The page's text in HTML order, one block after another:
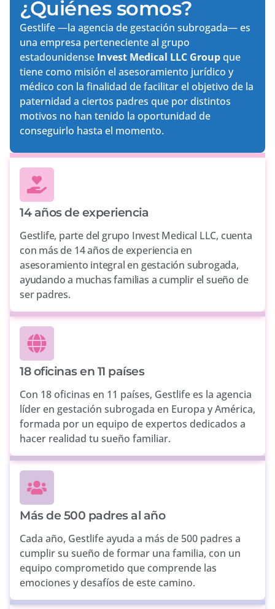
¿Quiénes somos?
Gestlife —la agencia de gestación subrogada— es
una empresa perteneciente al grupo
estadounidense Invest Medical LLC Groupque
tiene como misión el asesoramiento jurídico y
médico con la finalidad de facilitar el objetivo de la
paternidad a ciertos padres que por distintos
motivos no han tenido la oportunidad de
conseguirlo hasta el momento.
14 años de experiencia
Gestlife, parte del grupo Invest Medical LLC, cuenta
con más de 14 años de experiencia en
asesoramiento integral en gestación subrogada,
ayudando a muchas familias a cumplir el sueño de
ser padres.
18 oficinas en 11 países
Con 18 oficinas en 11 países, Gestlife es la agencia
líder en gestación subrogada en Europa y América,
formada por un equipo de expertos dedicados a
hacer realidad tu sueño familiar.
Más de 500 padres al año
Cada año, Gestlife ayuda a más de 500 padres a
cumplir su sueño de formar una familia, con un
equipo comprometido que comprende las
emociones y desafíos de este camino.